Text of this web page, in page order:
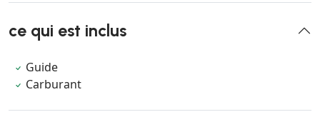
ce qui est inclus
Guide
Carburant